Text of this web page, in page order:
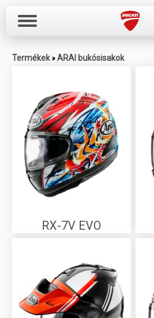
Termékek » ARAI bukósisakok
RX-7V EVO